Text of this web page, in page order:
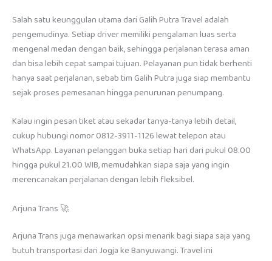
Salah satu keunggulan utama dari Galih Putra Travel adalah
pengemudinya. Setiap driver memiliki pengalaman luas serta
mengenal medan dengan baik, sehingga perjalanan terasa aman
dan bisa lebih cepat sampai tujuan. Pelayanan pun tidak berhenti
hanya saat perjalanan, sebab tim Galih Putra juga siap membantu
sejak proses pemesanan hingga penurunan penumpang.
Kalau ingin pesan tiket atau sekadar tanya-tanya lebih detail,
cukup hubungi nomor 0812-3911-1126 lewat telepon atau
WhatsApp. Layanan pelanggan buka setiap hari dari pukul 08.00
hingga pukul 21.00 WIB, memudahkan siapa saja yang ingin
merencanakan perjalanan dengan lebih fleksibel.
Arjuna Trans 🚀
Arjuna Trans juga menawarkan opsi menarik bagi siapa saja yang
butuh transportasi dari Jogja ke Banyuwangi. Travel ini